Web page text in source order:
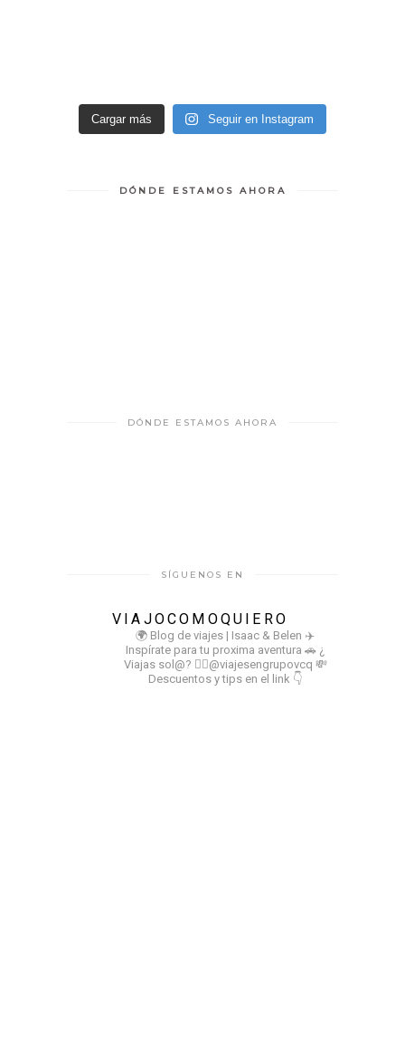
Cargar más Seguir en Instagram
DÓNDE ESTAMOS AHORA
DÓNDE ESTAMOS AHORA
SÍGUENOS EN
VIAJOCOMOQUIERO
🌍 Blog de viajes | Isaac & Belen ✈️
Inspírate para tu proxima aventura 🚗 ¿
Viajas sol@? 👉🏻@viajesengrupovcq 💸
Descuentos y tips en el link 👇